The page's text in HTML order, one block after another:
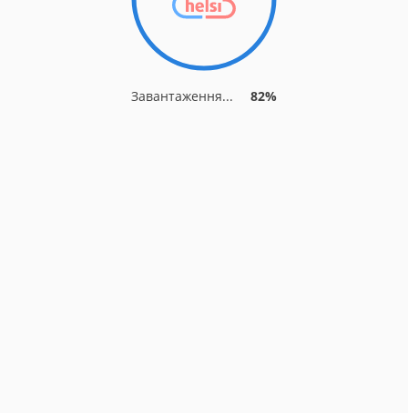
Завантаження... 82%